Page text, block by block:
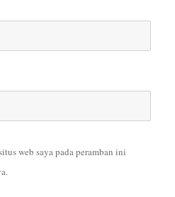
web saya pada peramban ini